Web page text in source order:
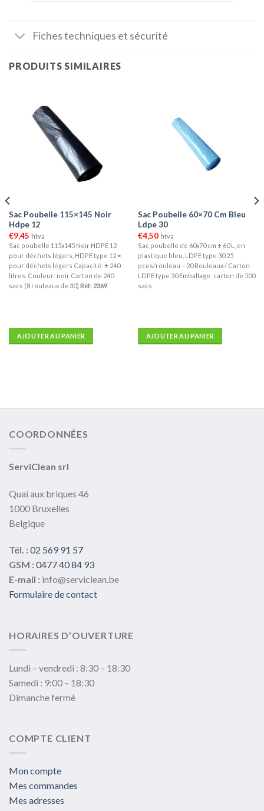
Fiches techniques et sécurité
PRODUITS SIMILAIRES
Sac Poubelle 115×145 Noir
Hdpe 12
€9,45 htva
Sac poubelle 115x145 Noir HDPE 12
pour déchets légers, HDPE type 12 =
pour déchets légers Capacité: ± 240
litres. Couleur: noir Carton de 240
sacs (8 rouleaux de 30) Réf: 2369
AJOUTER AU PANIER
Sac Poubelle 60×70 Cm Bleu
Ldpe 30
€4,50 htva
Sac poubelle de 60x70 cm ± 60 L, en
plastique bleu, LDPE type 30 25
pces/rouleau – 20 Rouleaux / Carton.
LDPE type 30 Emballage: carton de 500
sacs
AJOUTER AU PANIER
COORDONNÉES
ServiClean srl
Quai aux briques 46
1000 Bruxelles
Belgique
Tél. : 02 569 91 57
GSM : 0477 40 84 93
E-mail : info@serviclean.be
Formulaire de contact
HORAIRES D’OUVERTURE
Lundi – vendredi : 8:30 – 18:30
Samedi : 9:00 – 18:30
Dimanche fermé
COMPTE CLIENT
Mon compte
Mes commandes
Mes adresses